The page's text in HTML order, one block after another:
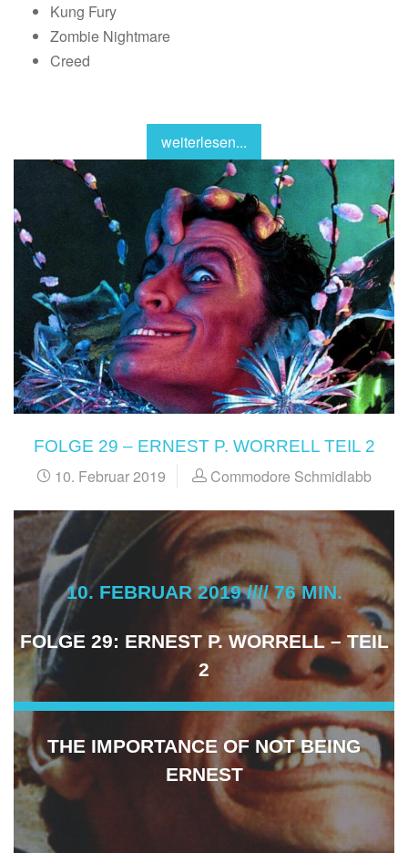
Kung Fury
Zombie Nightmare
Creed
weiterlesen...
FOLGE 29 – ERNEST P. WORRELL TEIL 2
10. Februar 2019 Commodore Schmidlabb
10. FEBRUAR 2019 //// 76 MIN.
FOLGE 29: ERNEST P. WORRELL – TEIL
2
THE IMPORTANCE OF NOT BEING
ERNEST